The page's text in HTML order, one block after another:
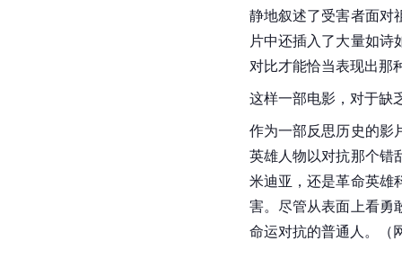
静地叙述了受害者面对
片中还插入了大量如诗
对比才能恰当表现出那
这样一部电影，对于缺
作为一部反思历史的影
英雄人物以对抗那个错
米迪亚，还是革命英雄
害。尽管从表面上看勇
命运对抗的普通人。（